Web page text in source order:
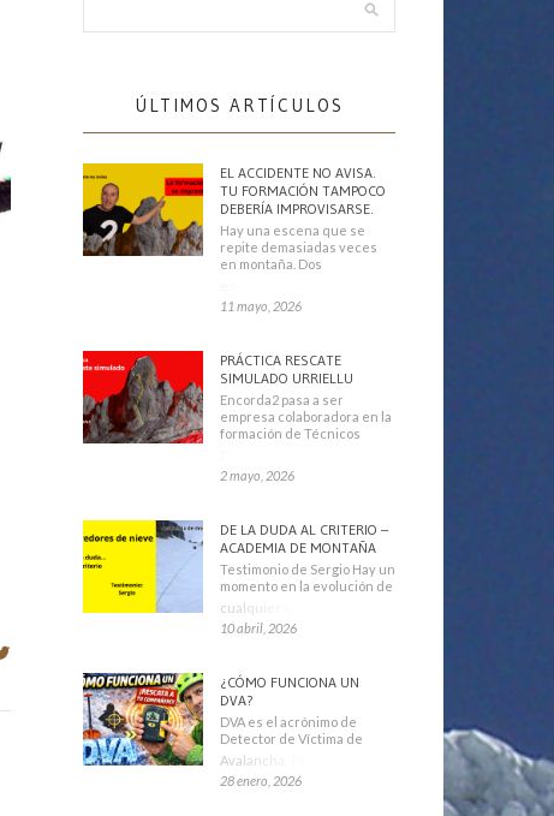
ÚLTIMOS ARTÍCULOS
EL ACCIDENTE NO AVISA.
TU FORMACIÓN TAMPOCO
DEBERÍA IMPROVISARSE.
Hay una escena que se
repite demasiadas veces
en montaña. Dos
11 mayo, 2026
PRÁCTICA RESCATE
SIMULADO URRIELLU
Encorda2 pasa a ser
empresa colaboradora en la
formación de Técnicos
2 mayo, 2026
DE LA DUDA AL CRITERIO –
ACADEMIA DE MONTAÑA
Testimonio de Sergio Hay un
momento en la evolución de
cualquier montañero
10 abril, 2026
¿CÓMO FUNCIONA UN
DVA?
DVA es el acrónimo de
Detector de Víctima de
Avalancha. También se
28 enero, 2026